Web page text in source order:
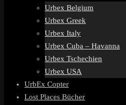
Urbex Belgium
Urbex Greek
Urbex Italy
Urbex Cuba – Havanna
Urbex Tschechien
Urbex USA
UrbEx Copter
Lost Places Bücher